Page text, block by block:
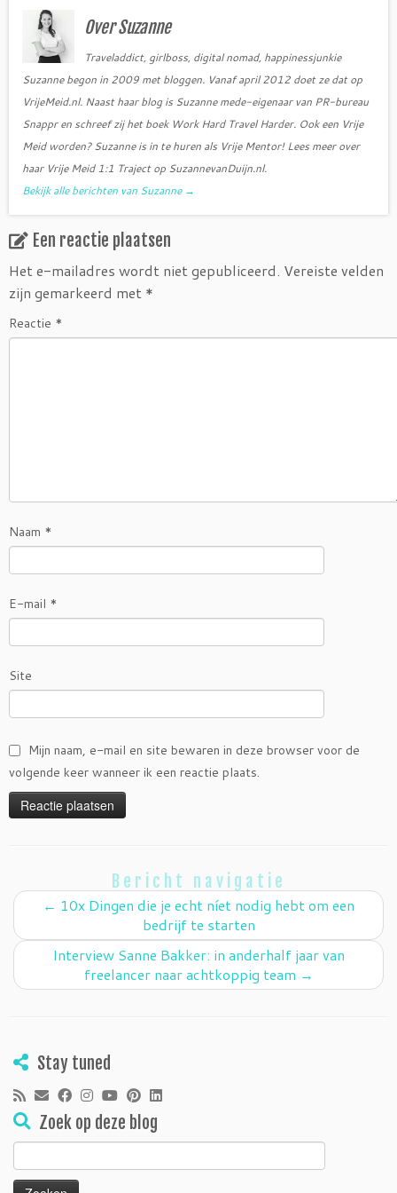
r
Over Suzanne
Traveladdict, girlboss, digital nomad, happinessjunkie
Suzanne begon in 2009 met bloggen. Vanaf april 2012 doet ze dat op
VrijeMeid.nl. Naast haar blog is Suzanne mede-eigenaar van PR-bureau
Snappr en schreef zij het boek Work Hard Travel Harder. Ook een Vrije
Meid worden? Suzanne is in te huren als Vrije Mentor! Lees meer over
haar Vrije Meid 1:1 Traject op SuzannevanDuijn.nl.
Bekijk alle berichten van Suzanne →
Een reactie plaatsen
Het e-mailadres wordt niet gepubliceerd. Vereiste velden
zijn gemarkeerd met *
Reactie *
Naam *
E-mail *
Site
Mijn naam, e-mail en site bewaren in deze browser voor de
volgende keer wanneer ik een reactie plaats.
Bericht navigatie
← 10x Dingen die je echt níet nodig hebt om een
bedrijf te starten
Interview Sanne Bakker: in anderhalf jaar van
freelancer naar achtkoppig team →
Stay tuned
Zoek op deze blog
naar: